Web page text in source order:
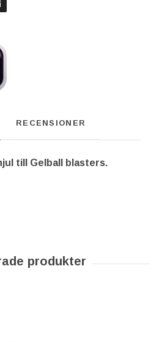
RECENSIONER
till Gelball blasters.